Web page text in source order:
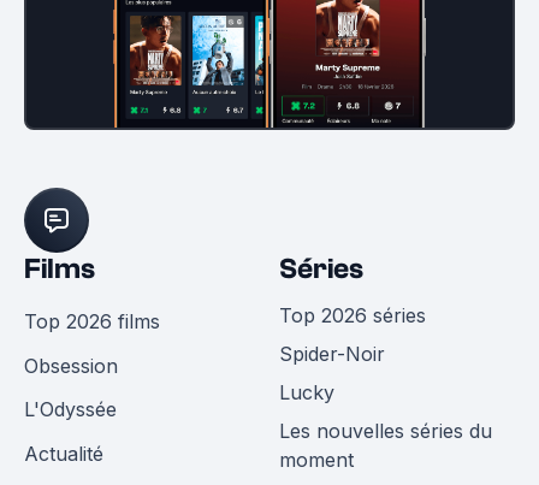
Films
Top 2026 films
Obsession
L'Odyssée
Actualité
Séries
Top 2026 séries
Spider-Noir
Lucky
Les nouvelles séries du
moment